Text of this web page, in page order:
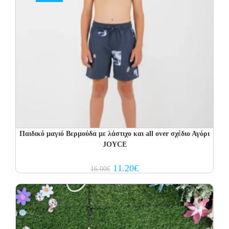
Παιδικό μαγιό Βερμούδα με λάστιχο και all over σχέδιο Αγόρι
JOYCE
16.00€ Original
price
16.00€.
11.20€Current
price
11.20€.